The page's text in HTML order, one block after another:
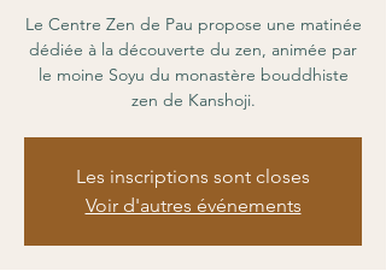
Le Centre Zen de Pau propose une matinée
dédiée à la découverte du zen, animée par
le moine Soyu du monastère bouddhiste
zen de Kanshoji.
Les inscriptions sont closes
Voir d'autres événements